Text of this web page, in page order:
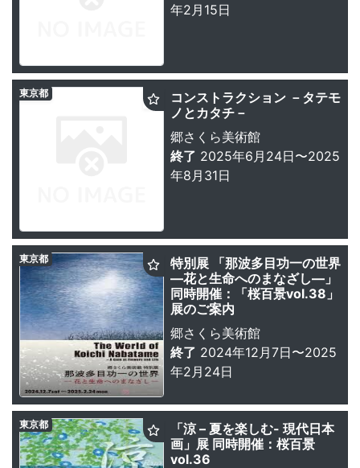
年2月15日
コンストラクション －タテモ
ノとカタチ－
郷さくら美術館
終了 2025年6月24日〜2025
年8月31日
東京都
特別展 「那波多目功一の世界
—花と生命へのまなざし—」
同時開催：「桜百景vol.38」
展のご案内
郷さくら美術館
終了 2024年12月7日〜2025
年2月24日
東京都
「涼 – 夏を楽しむ- 現代日本
画」展 同時開催：桜百景
vol.36
東京都